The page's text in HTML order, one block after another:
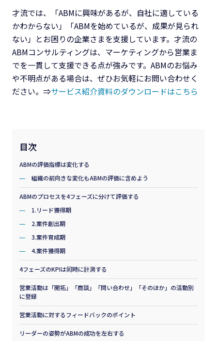
才流では、「ABMに興味があるが、自社に適している
かわからない」「ABMを始めているが、成果が見られ
ない」とお困りの企業さまを支援しています。才流の
ABMコンサルティングは、マーケティングから営業ま
でを一貫して支援できる点が強みです。ABMのお悩み
や不明点がある場合は、ぜひお気軽にお問い合わせく
ださい。⇒サービス紹介資料のダウンロードはこちら
目次
ABMの評価指標は変化する
組織の前向きな変化もABMの評価に含めよう
ABMのプロセスを4フェーズに分けて評価する
1.リード獲得期
2.案件創出期
3.案件育成期
4.案件獲得期
4フェーズのKPIは同時に計測する
営業活動は「開拓」「商談」「問い合わせ」「そのほか」の活動別
に登録
営業活動に対するフィードバックのポイント
リーダーの姿勢がABMの成功を左右する